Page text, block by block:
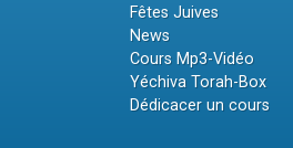
Fêtes Juives
News
Cours Mp3-Vidéo
Yéchiva Torah-Box
Dédicacer un cours